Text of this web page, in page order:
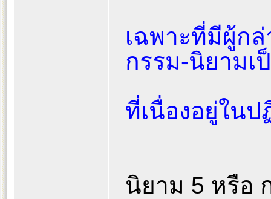
เฉพาะที่มีผู้ก
กรรม-นิยามเ
ที่เนื่องอยู่ใน
นิยาม 5 หรือ